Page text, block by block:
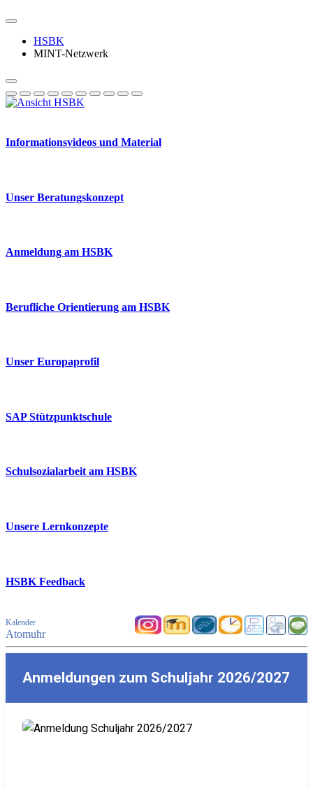
HSBK
MINT-Netzwerk
Informationsvideos und Material
Unser Beratungskonzept
Anmeldung am HSBK
Berufliche Orientierung am HSBK
Unser Europaprofil
SAP Stützpunktschule
Schulsozialarbeit am HSBK
Unsere Lernkonzepte
HSBK Feedback
Kalender
Atomuhr
Anmeldungen zum Schuljahr 2026/2027